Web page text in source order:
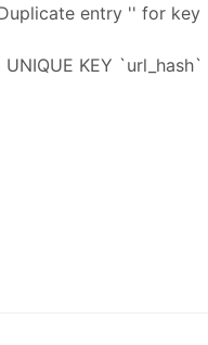
entry '' for key
KEY `url_hash`